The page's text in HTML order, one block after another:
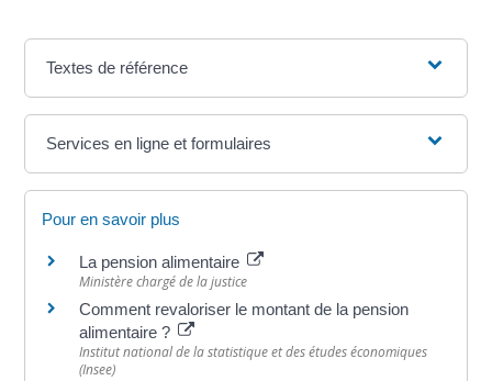
Textes de référence
Services en ligne et formulaires
Pour en savoir plus
La pension alimentaire
Ministère chargé de la justice
Comment revaloriser le montant de la pension
alimentaire ?
Institut national de la statistique et des études économiques
(Insee)